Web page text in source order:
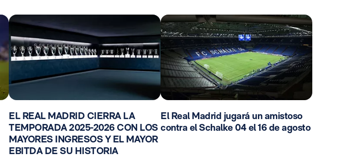
EL REAL MADRID CIERRA LA
TEMPORADA 2025-2026 CON LOS
MAYORES INGRESOS Y EL MAYOR
EBITDA DE SU HISTORIA
El Real Madrid jugará un amistoso
contra el Schalke 04 el 16 de agosto